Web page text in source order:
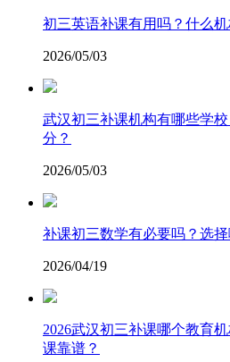
初三英语补课有用吗？什么
2026/05/03
武汉初三补课机构有哪些学
分？
2026/05/03
补课初三数学有必要吗？选
2026/04/19
2026武汉初三补课哪个教育
课靠谱？